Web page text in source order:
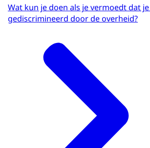
Wat kun je doen als je vermoedt dat
gediscrimineerd door de overheid?